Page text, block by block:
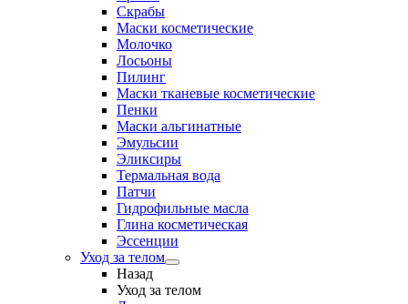
Скрабы
Маски косметические
Молочко
Лосьоны
Пилинг
Маски тканевые косметические
Пенки
Маски альгинатные
Эмульсии
Эликсиры
Термальная вода
Патчи
Гидрофильные масла
Глина косметическая
Эссенции
Уход за телом
Назад
Уход за телом